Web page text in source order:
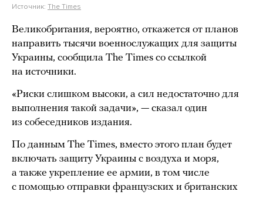
Источник: The Times
Великобритания, вероятно, откажется от планов
направить тысячи военнослужащих для защиты
Украины, сообщила The Times со ссылкой
на источники.
«Риски слишком высоки, а сил недостаточно для
выполнения такой задачи», — сказал один
из собеседников издания.
По данным The Times, вместо этого план будет
включать защиту Украины с воздуха и моря,
а также укрепление ее армии, в том числе
с помощью отправки французских и британских